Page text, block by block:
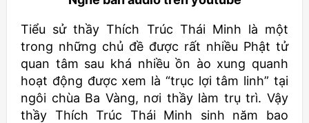
Tiểu sử thầy Thích Trúc Thái Minh là một
trong những chủ đề được rất nhiều Phật tử
quan tâm sau khá nhiều ồn ào xung quanh
hoạt động được xem là “trục lợi tâm linh” tại
ngôi chùa Ba Vàng, nơi thầy làm trụ trì. Vậy
thầy Thích Trúc Thái Minh sinh năm bao